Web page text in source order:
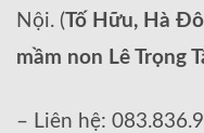
Nội. (Tố Hữu, Hà
mầm non Lê Trọng
– Liên hệ: